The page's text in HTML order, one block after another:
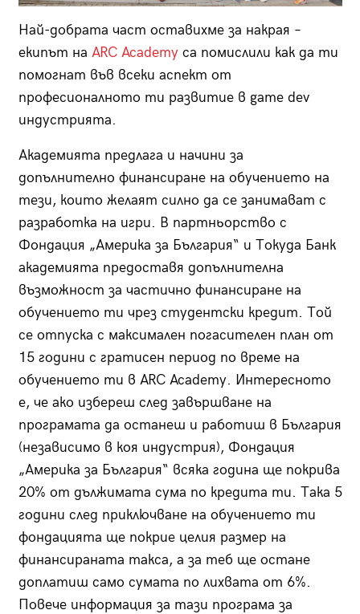
Най-добрата част оставихме за накрая –
екипът на ARC Academy са помислили как да ти
помогнат във всеки аспект от
професионалното ти развитие в game dev
индустрията.
Академията предлага и начини за
допълнително финансиране на обучението на
тези, които желаят силно да се занимават с
разработка на игри. В партньорство с
Фондация „Америка за България“ и Токуда Банк
академията предоставя допълнителна
възможност за частично финансиране на
обучението ти чрез студентски кредит. Той
се отпуска с максимален погасителен план от
15 години с гратисен период по време на
обучението ти в ARC Academy. Интересното
е, че ако избереш след завършване на
програмата да останеш и работиш в България
(независимо в коя индустрия), Фондация
„Америка за България“ всяка година ще покрива
20% от дължимата сума по кредита ти. Така 5
години след приключване на обучението ти
фондацията ще покрие целия размер на
финансираната такса, а за теб ще остане
доплатиш само сумата по лихвата от 6%.
Повече информация за тази програма за